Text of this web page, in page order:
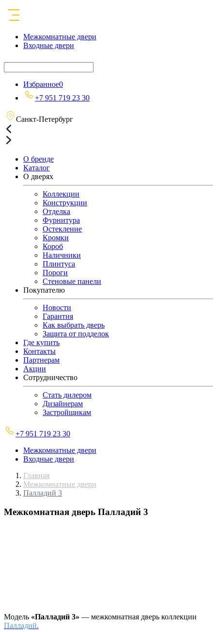
Межкомнатные двери
Входные двери
Избранное0
+7 951 719 23 30
Санкт-Петербург
О бренде
Каталог
О дверях
Коллекции
Конструкции
Отделка
Фурнитура
Остекление
Кромки
Короб
Наличники
Плинтуса
Пороги
Стеновые панели
Покупателю
Новости
Гарантия
Как выбрать дверь
Защита от подделок
Где купить
Контакты
Партнерам
Акции
Сотрудничество
Стать дилером
Дизайнерам
Застройщикам
+7 951 719 23 30
Межкомнатные двери
Входные двери
Главная
Межкомнатные двери
Палладий 3
Межкомнатная дверь Палладий 3
Модель «Палладий 3» — межкомнатная дверь коллекции
Палладий.